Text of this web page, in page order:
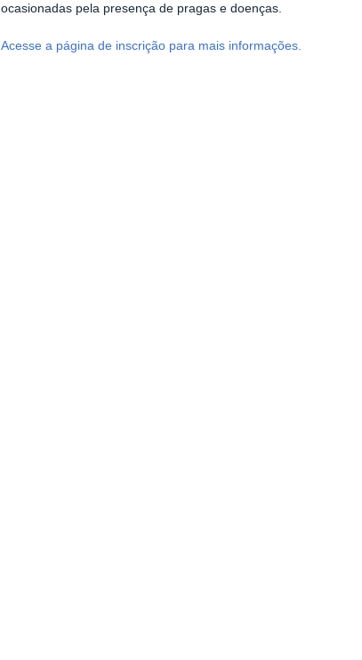
ocasionadas pela presença de pragas e doenças.
Acesse a página de inscrição para mais informações.